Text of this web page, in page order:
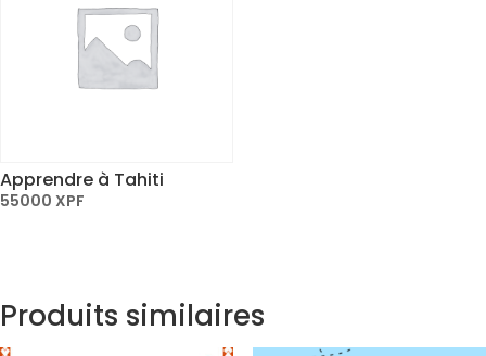
Apprendre à Tahiti
55000 XPF
Produits similaires